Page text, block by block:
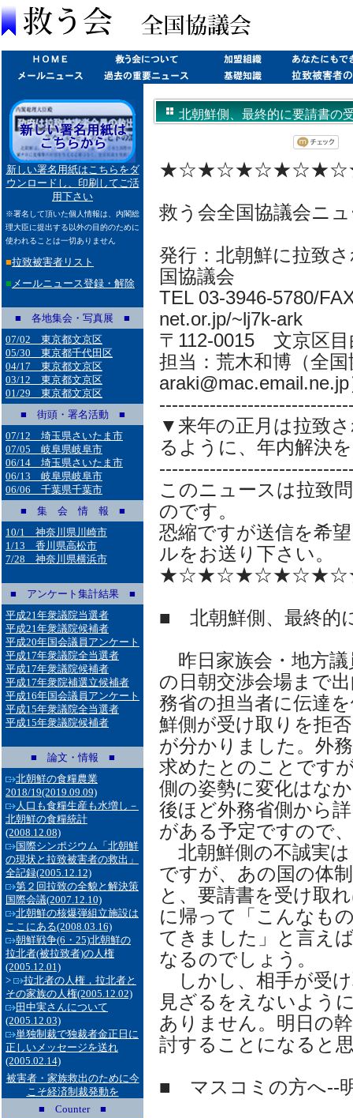
新しい署名用紙はこちらをダ
ウンロードし、印刷してご活
用下さい
※署名して頂いた個人情報は、内閣総
理大臣に提出する以外の目的のために
使われることは一切ありません
■拉致被害者リスト
■ メールニュース登録・解除
■ 各地集会・写真展 ■
07/02 東京都文京区
05/30 東京都千代田区
04/17 東京都文京区
03/12 東京都文京区
01/29 東京都文京区
■ 街頭・署名活動 ■
07/12 埼玉県さいたま市
07/05 岐阜県岐阜市
06/14 埼玉県さいたま市
06/13 岐阜県岐阜市
06/06 千葉県千葉市
■ 集 会 情 報 ■
10/1 神奈川県川崎市
1/13 香川県高松市
7/28 神奈川県横浜市
■ アンケート集計結果 ■
平成21年衆議院当選者
平成21年衆議院候補者
平成20年国会議員アンケート
平成17年衆議院全当選者
平成17年衆議院候補者
平成17年衆院補選立候補者
平成16年国会議員アンケート
平成15年衆議院全当選者
平成15年衆議院候補者
■ 論文・情報 ■
北朝鮮の食糧農業
2018/19(2019.09.09)
人口も食糧生産も水増し－
北朝鮮の食糧統計
(2008.12.08)
国際シンポジウム「北朝鮮
の現状と拉致被害者の救出」
全記録(2005.12.12)
第２回拉致の全貌と解決策
国際会議(2007.12.10)
北朝鮮の核爆弾組立施設は
ここにある(2008.03.16)
朝鮮戦争(6・25)北朝鮮の
拉北者(被拉致者)の人権
(2005.12.01)
>
拉北者の人権，拉北者と
その家族の人権(2005.12.02)
田中実さんについて
(2005.12.03)
単独制裁で独裁者金正日に
正しいメッセージを送れ
(2005.02.14)
被害者・家族救出のために今
こそ経済制裁発動を
■ Counter ■
北朝鮮側、最終的に要請書の
救う会全国協議会ニ
発行：北朝鮮に拉致
国協議会
TEL 03-3946-5780/
net.or.jp/~lj7k-ark
〒112-0015 文京区
担当：荒木和博（全
▼来年の正月は拉致
るように、年内解決
このニュースは拉致
のです。
恐縮ですが送信を希
ルをお送り下さい。
■ 北朝鮮側、最終的
昨日家族会・地方議
の日朝交渉会場まで
務省の担当者に伝達
鮮側が受け取りを拒
が分かりました。外
求めたとのことです
側の姿勢に変化はな
後ほど外務省側から
がある予定ですので
北朝鮮側の不誠実
ですが、あの国の体
と、要請書を受け取
に帰って「こんなも
てきました」と言え
なるのでしょう。
しかし、相手が受
見ざるをえないよう
ありません。明日の
討することになると
■ マスコミの方へ--